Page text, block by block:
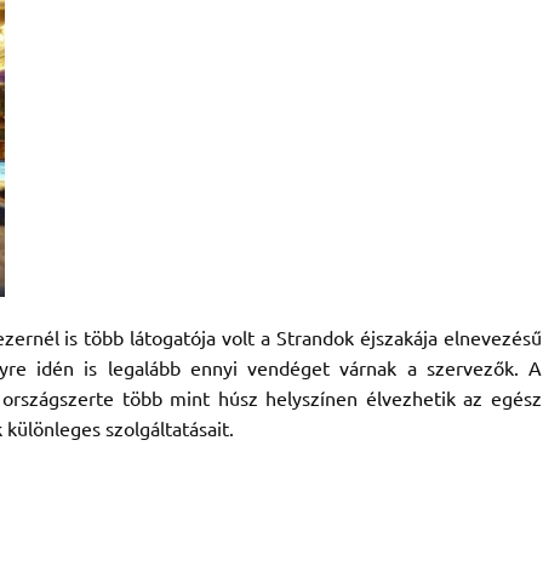
is több látogatója volt a Strandok éjszakája elnevezésű
idén is legalább ennyi vendéget várnak a szervezők. A
több mint húsz helyszínen élvezhetik az egész
szolgáltatásait.